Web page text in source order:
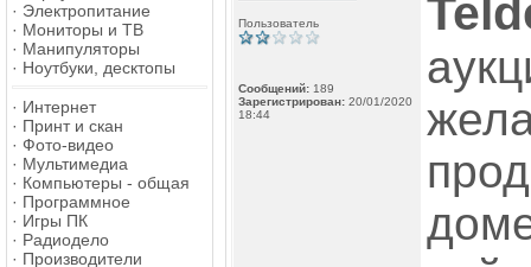
· Электропитание
· Мониторы и ТВ
· Манипуляторы
· Ноутбуки, десктопы
· Интернет
· Принт и скан
· Фото-видео
· Мультимедиа
· Компьютеры - общая
· Программное
· Игры ПК
· Радиодело
· Производители
Пользователь
Сообщений: 189
Зарегистрирован: 20/01/2020
18:44